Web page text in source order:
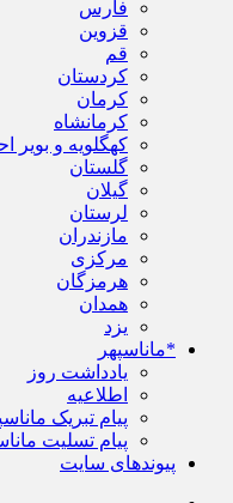
فارس
قزوین
قم
کردستان
کرمان
کرمانشاه
کهگلویه و بویر
گلستان
گیلان
لرستان
مازندران
مرکزی
هرمزگان
همدان
یزد
*ماناسپهر
یادداشت روز
اطلاعیه
پیام تبریک
پیام تسلیت
پیوندهای سایت